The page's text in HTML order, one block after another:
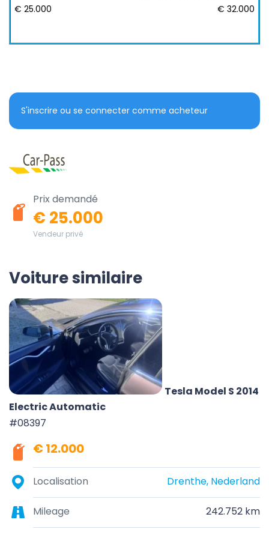
€ 25.000 € 32.000
S'inscrire ou se connecter comme acheteur
Prix demandé
€ 25.000
Vendeur privé
Voiture similaire
Tesla Model S 2014
Electric Automatic
#08397
€ 12.000
Localisation Drenthe, Nederland
Mileage 242.752 km